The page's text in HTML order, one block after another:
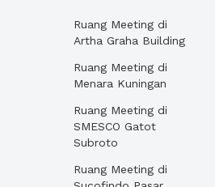
Ruang Meeting di
Artha Graha Building
Ruang Meeting di
Menara Kuningan
Ruang Meeting di
SMESCO Gatot
Subroto
Ruang Meeting di